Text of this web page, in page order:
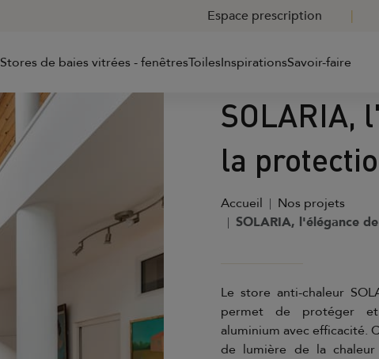
Espace prescription
Stores de baies vitrées - fenêtresToilesInspirationsSavoir-faire
SOLARIA,
la
Accueil
Nos projets
SOLARIA, l'élégance
Le store anti-chaleur
permet de protéger
aluminium avec efficacité.
de lumière de la